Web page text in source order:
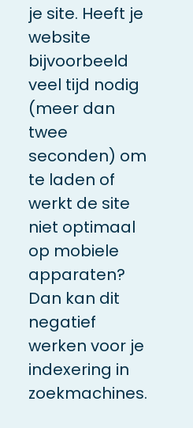
je site. Heeft je
website
bijvoorbeeld
veel tijd nodig
(meer dan
twee
seconden) om
te laden of
werkt de site
niet optimaal
op mobiele
apparaten?
Dan kan dit
negatief
werken voor je
indexering in
zoekmachines.